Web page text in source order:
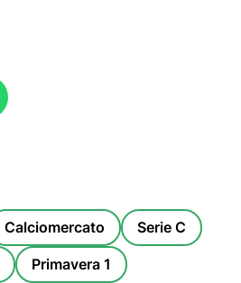
Calciomercato Serie C
Primavera 1